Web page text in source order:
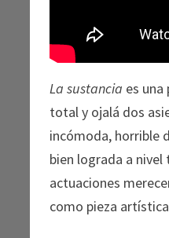
La sustancia es
total y ojalá dos
incómoda, horrible
bien lograda a
actuaciones
como pieza